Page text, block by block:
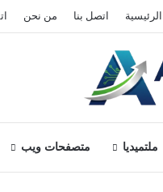
الرئيسية اتصل بنا من نحن
ملتميديا متصفحات ويب